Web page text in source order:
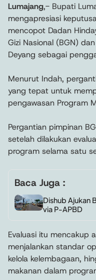
Lumajang,- Bupati
mengapresiasi
mencopot Dadan
Gizi Nasional (BGN)
Deyang sebagai
Menurut Indah,
yang tepat untuk
pengawasan Program
Pergantian pimpinan
setelah dilakukan
program selama satu
Baca Juga :
Dishub Ajukan
via P-APBD
Evaluasi itu mencakup
menjalankan standar
kelola kelembagaan,
makanan dalam